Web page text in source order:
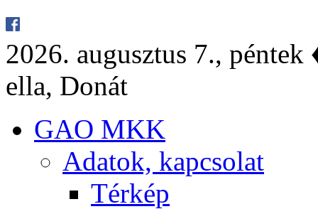
2026. au­gusz­tus 7.,
el­la, Do­nát
GAO MKK
Ada­tok, kap­cso­lat
Tér­kép